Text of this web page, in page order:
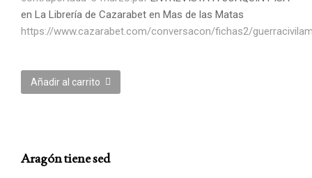
en La Librería de Cazarabet en Mas de las Matas
https://www.cazarabet.com/conversacon/fichas2/
Añadir al carrito
Aragón tiene sed